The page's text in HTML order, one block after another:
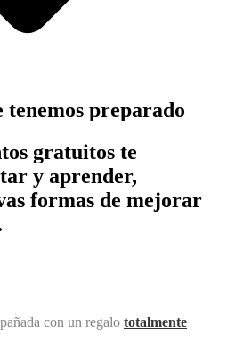
tenemos preparado
gratuitos te
y aprender,
formas de mejorar
con un regalo totalmente